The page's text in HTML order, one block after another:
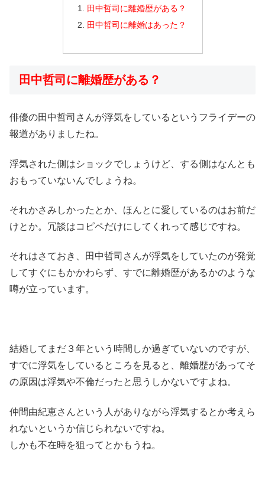
田中哲司に離婚歴がある？
田中哲司に離婚はあった？
田中哲司に離婚歴がある？
俳優の田中哲司さんが浮気をしているというフライデーの
報道がありましたね。
浮気された側はショックでしょうけど、する側はなんとも
おもっていないんでしょうね。
それかさみしかったとか、ほんとに愛しているのはお前だ
けとか。冗談はコピペだけにしてくれって感じですね。
それはさておき、田中哲司さんが浮気をしていたのが発覚
してすぐにもかかわらず、すでに離婚歴があるかのような
噂が立っています。
結婚してまだ３年という時間しか過ぎていないのですが、
すでに浮気をしているところを見ると、離婚歴があってそ
の原因は浮気や不倫だったと思うしかないですよね。
仲間由紀恵さんという人がありながら浮気するとか考えら
れないというか信じられないですね。
しかも不在時を狙ってとかもうね。